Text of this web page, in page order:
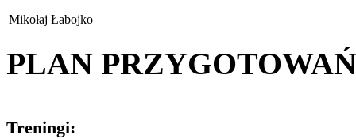
Mikołaj Łabojko
PLAN PRZYGOTOWAŃ
Treningi: